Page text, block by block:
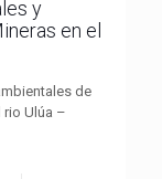
y
en el
de
rio Ulúa –